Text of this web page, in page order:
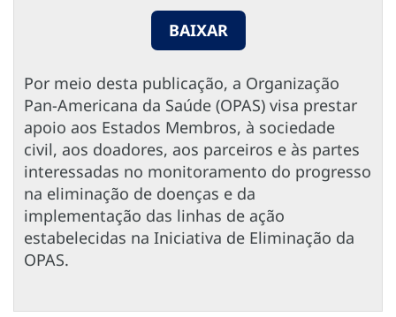
BAIXAR
Por meio desta publicação, a Organização
Pan-Americana da Saúde (OPAS) visa prestar
apoio aos Estados Membros, à sociedade
civil, aos doadores, aos parceiros e às partes
interessadas no monitoramento do progresso
na eliminação de doenças e da
implementação das linhas de ação
estabelecidas na Iniciativa de Eliminação da
OPAS.